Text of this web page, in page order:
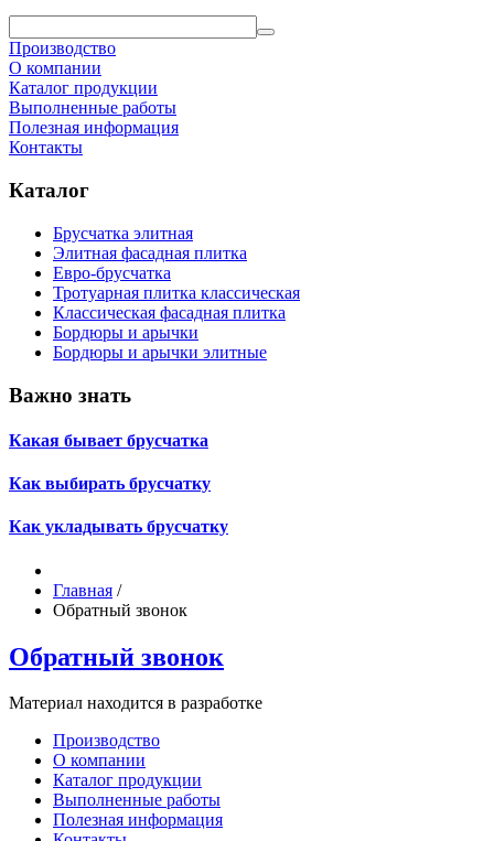
Производство
О компании
Каталог продукции
Выполненные работы
Полезная информация
Контакты
Каталог
Брусчатка элитная
Элитная фасадная плитка
Евро-брусчатка
Тротуарная плитка классическая
Классическая фасадная плитка
Бордюры и арычки
Бордюры и арычки элитные
Важно знать
Какая бывает брусчатка
Как выбирать брусчатку
Как укладывать брусчатку
Главная /
Обратный звонок
Обратный звонок
Материал находится в разработке
Производство
О компании
Каталог продукции
Выполненные работы
Полезная информация